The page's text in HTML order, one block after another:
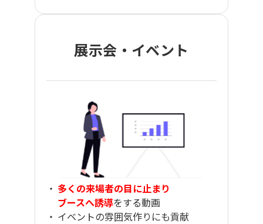
展示会・イベント
多くの来場者の目に止まり
ブースへ誘導をする動画
イベントの雰囲気作りにも貢献